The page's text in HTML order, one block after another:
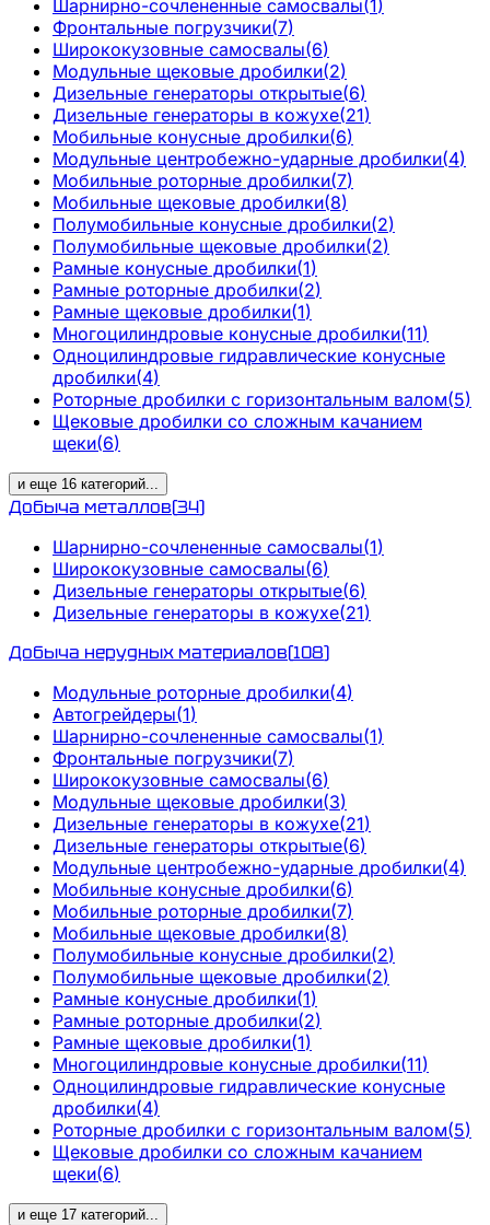
Шарнирно-сочлененные самосвалы(1 )
Фронтальные погрузчики(7)
Ширококузовные самосвалы(6)
Модульные щековые дробилки(2)
Дизельные генераторы открытые(6)
Дизельные генераторы в кожухе(21)
Мобильные конусные дробилки(6)
Модульные центробежно-ударные дробилки(4)
Мобильные роторные дробилки(7)
Мобильные щековые дробилки(8)
Полумобильные конусные дробилки(2)
Полумобильные щековые дробилки(2)
Рамные конусные дробилки(1)
Рамные роторные дробилки(2)
Рамные щековые дробилки(1)
Многоцилиндровые конусные дробилки(11)
Одноцилиндровые гидравлические конусные
дробилки(4)
Роторные дробилки с горизонтальным валом(5)
Щековые дробилки со сложным качанием
щеки(6)
и еще 16 категорий...
Добыча металлов(34)
Шарнирно-сочлененные самосвалы(1)
Ширококузовные самосвалы(6)
Дизельные генераторы открытые(6)
Дизельные генераторы в кожухе(21)
Добыча нерудных материалов(108)
Модульные роторные дробилки(4)
Автогрейдеры(1)
Шарнирно-сочлененные самосвалы(1)
Фронтальные погрузчики(7)
Ширококузовные самосвалы(6)
Модульные щековые дробилки(3)
Дизельные генераторы в кожухе(21)
Дизельные генераторы открытые(6)
Модульные центробежно-ударные дробилки(4)
Мобильные конусные дробилки(6)
Мобильные роторные дробилки(7)
Мобильные щековые дробилки(8)
Полумобильные конусные дробилки(2)
Полумобильные щековые дробилки(2)
Рамные конусные дробилки(1)
Рамные роторные дробилки(2)
Рамные щековые дробилки(1)
Многоцилиндровые конусные дробилки(11)
Одноцилиндровые гидравлические конусные
дробилки(4)
Роторные дробилки с горизонтальным валом(5)
Щековые дробилки со сложным качанием
щеки(6)
и еще 17 категорий...